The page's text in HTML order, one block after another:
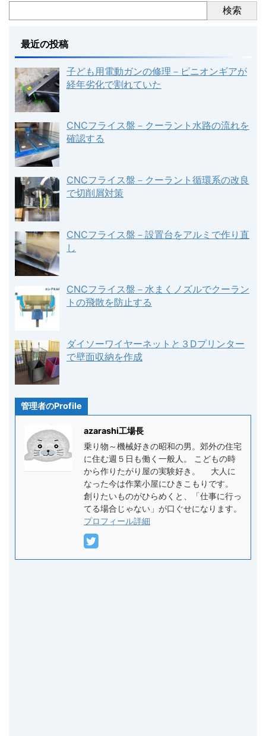
検索
最近の投稿
子ども用電動ガンの修理－ピニオンギアが
経年劣化で割れていた
CNCフライス盤－クーラント水路の流れを
確認する
CNCフライス盤－クーラント循環系の改良
で切削屑対策
CNCフライス盤－設置台をアルミで作り直
し
CNCフライス盤－水まくノズルでクーラン
トの飛散を防止する
ダイソーワイヤーネットと３Dプリンター
で壁面収納を作成
管理者のProfile
azarashi工場長
乗り物～機械好きの昭和の男。郊外の住宅
に住む週５日も働く一般人。 こどもの時
から作りたがり屋の実験好き。 大人に
なった今は作業小屋にひきこもりです。
創りたいものがひらめくと、「仕事に行っ
てる場合じゃない」が口ぐせになります。
プロフィール詳細